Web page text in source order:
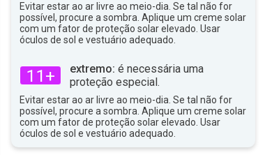
Evitar estar ao ar livre ao meio-dia. Se tal não for
possível, procure a sombra. Aplique um creme solar
com um fator de proteção solar elevado. Usar
óculos de sol e vestuário adequado.
11+ extremo: é necessária uma
proteção especial.
Evitar estar ao ar livre ao meio-dia. Se tal não for
possível, procure a sombra. Aplique um creme solar
com um fator de proteção solar elevado. Usar
óculos de sol e vestuário adequado.